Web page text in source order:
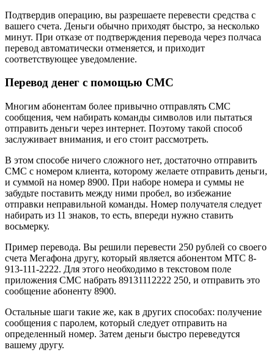
Подтвердив операцию, вы разрешаете перевести средства с
вашего счета. Деньги обычно приходят быстро, за несколько
минут. При отказе от подтверждения перевода через полчаса
перевод автоматически отменяется, и приходит
соответствующее уведомление.
Перевод денег с помощью СМС
Многим абонентам более привычно отправлять СМС
сообщения, чем набирать команды символов или пытаться
отправить деньги через интернет. Поэтому такой способ
заслуживает внимания, и его стоит рассмотреть.
В этом способе ничего сложного нет, достаточно отправить
СМС с номером клиента, которому желаете отправить деньги,
и суммой на номер 8900. При наборе номера и суммы не
забудьте поставить между ними пробел, во избежание
отправки неправильной команды. Номер получателя следует
набирать из 11 знаков, то есть, впереди нужно ставить
восьмерку.
Пример перевода. Вы решили перевести 250 рублей со своего
счета Мегафона другу, который является абонентом МТС 8-
913-111-2222. Для этого необходимо в текстовом поле
приложения СМС набрать 89131112222 250, и отправить это
сообщение абоненту 8900.
Остальные шаги такие же, как в других способах: получение
сообщения с паролем, который следует отправить на
определенный номер. Затем деньги быстро переведутся
вашему другу.